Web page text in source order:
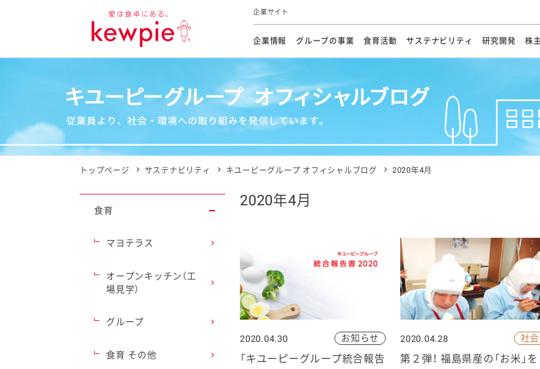
企業サイト
企業情報
トップメッセージ
グループの事業
市販用
ファインケミカル
食育活動
食育活動方針
食をテーマにした講演会 オープンキッチン（工場見学） マヨテ
海外における食育活動 食に関する情報提供
サステナビリティ
トップメッセージ
気候変動への対応 生物多様性の保全 食と
持続可能な調達 ガバ
各
イニシアチブ・加盟団体 社会・環境活動の歴史
グループ各社の
研究開発
本部長メッセージ
技術ソリューション 研究開発スタイル 学会発表・論文
株
個人投資家の皆さまへ
IRライブラリ 株式情報 IRカレンダ
IRよくあるご質問 ディスクロージャーポリシー 電子公告
体験
業務用商品 病院
2020年4月
お知らせ
2020.04.30
「キユーピーグループ統合報告
社会
2020.04.28
第２弾！ 福島県産の「お米」を
食育
マヨテラス
オープンキッチン（工
場見学）
グループ
食育 その他
トップページ サステナビリティ キユーピーグループ オフィシャルブログ 2020年4月